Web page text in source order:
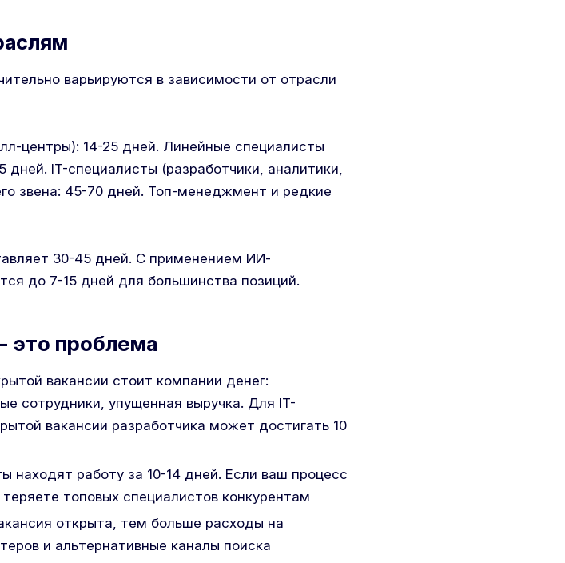
варьируются в зависимости от отрасли
центры): 14-25 дней. Линейные специалисты
IT-специалисты (разработчики, аналитики,
звена: 45-70 дней. Топ-менеджмент и редкие
30-45 дней. С применением ИИ-
до 7-15 дней для большинства позиций.
это проблема
вакансии стоит компании денег:
сотрудники, упущенная выручка. Для IT-
вакансии разработчика может достигать 10
находят работу за 10-14 дней. Если ваш процесс
топовых специалистов конкурентам
открыта, тем больше расходы на
и альтернативные каналы поиска